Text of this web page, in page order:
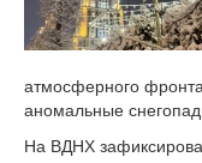
атмосферного
аномальные
На ВДНХ